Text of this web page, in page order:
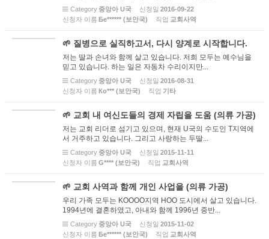
Category 중앙아 U국 신청일 2016-09-22
신청자 이름 Бе****** (보안국) 직업 교회사역
🌱 질병으로 실직하고서, 다시 양계로 시작합니다.
저는 딸과 손녀와 함께 살고 있습니다. 저희 모두는 예수님을
믿고 있습니다. 하는 일은 자동차 수리이지만...
Category 중앙아 U국 신청일 2016-08-31
신청자 이름 Ко*** (보안국) 직업 기타
🌱 교회 내 여신도들의 경제 자립을 도움 (의류 가공)
저는 교회 리더로 섬기고 있으며, 현재 U국의 수도인 T지역에
서 거주하고 있습니다. 그리고 사랑하는 두딸...
Category 중앙아 U국 신청일 2015-11-11
신청자 이름 G**** (보안국) 직업 교회사역
🌱 교회 사역과 함께 개인 사업을 (의류 가공)
우리 가족 모두는 KOOOO지역 HOO 도시에서 살고 있습니다.
1994년에 결혼하였고, 아내와 함께 1996년 중반...
Category 중앙아 U국 신청일 2015-11-02
신청자 이름 Бе****** (보안국) 직업 교회사역